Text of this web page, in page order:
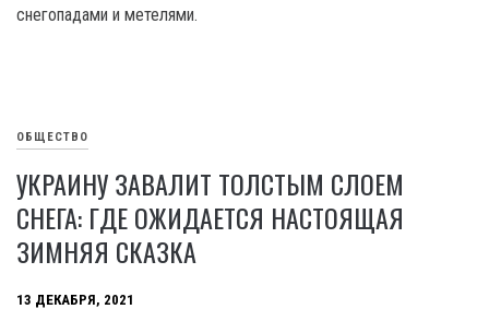
снегопадами и метелями.
ОБЩЕСТВО
УКРАИНУ ЗАВАЛИТ ТОЛСТЫМ СЛОЕМ
СНЕГА: ГДЕ ОЖИДАЕТСЯ НАСТОЯЩАЯ
ЗИМНЯЯ СКАЗКА
13 ДЕКАБРЯ, 2021